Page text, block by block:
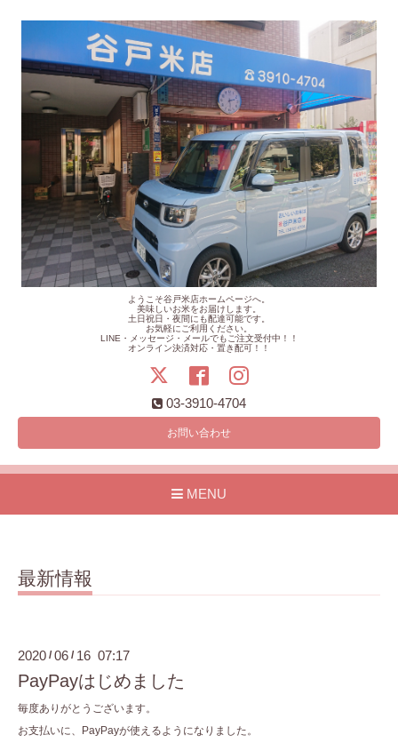
ようこそ谷戸米店ホームページへ。
美味しいお米をお届けします。
土日祝日・夜間にも配達可能です。
お気軽にご利用ください。
LINE・メッセージ・メールでもご注文受付中！！
オンライン決済対応・置き配可！！
03-3910-4704
お問い合わせ
MENU
最新情報
2020 /06 / 16 07:17
PayPayはじめました
毎度ありがとうございます。
お支払いに、PayPayが使えるようになりました。